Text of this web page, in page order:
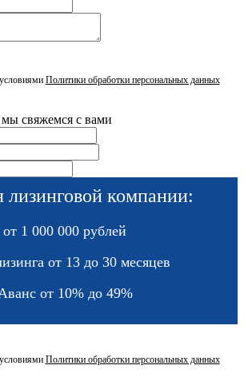
Политики обработки персональных данных
свяжемся с вами
лизинговой компании:
от 1 000 000 рублей
от 13 до 30 месяцев
от 10% до 49%
Политики обработки персональных данных